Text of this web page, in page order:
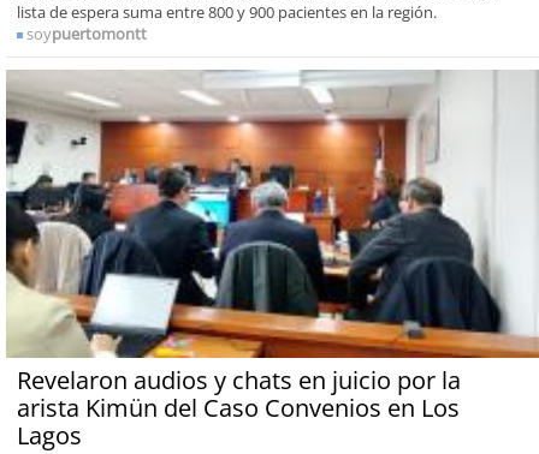
lista de espera suma entre 800 y 900 pacientes en la región.
soypuertomontt
Revelaron audios y chats en juicio por la
arista Kimün del Caso Convenios en Los
Lagos